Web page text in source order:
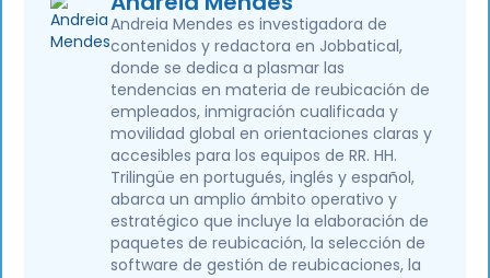
Andreia Mendes es investigadora de
contenidos y redactora en Jobbatical,
donde se dedica a plasmar las
tendencias en materia de reubicación de
empleados, inmigración cualificada y
movilidad global en orientaciones claras y
accesibles para los equipos de RR. HH.
Trilingüe en portugués, inglés y español,
abarca un amplio ámbito operativo y
estratégico que incluye la elaboración de
paquetes de reubicación, la selección de
software de gestión de reubicaciones, la